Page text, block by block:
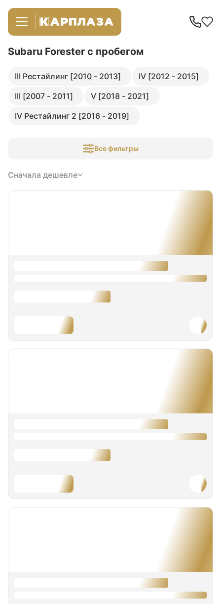
Subaru Forester с пробегом
III Рестайлинг [2010 - 2013]
IV [2012 - 2015]
III [2007 - 2011]
V [2018 - 2021]
IV Рестайлинг 2 [2016 - 2019]
Все фильтры
Сначала дешевле